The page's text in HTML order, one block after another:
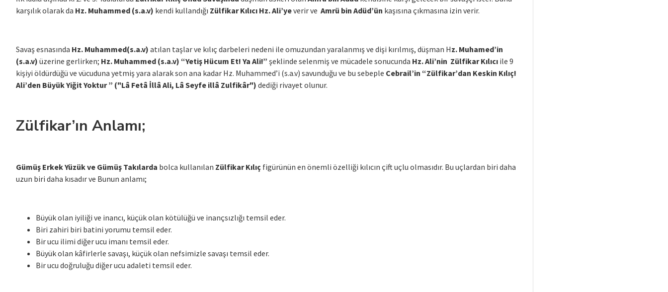
karşılık olarak da Hz. Muhammed (s.a.v) kendi kullandığı Zülfikar Kılıcı Hz. Ali’yeverir ve Amrü bin Adüd’ün kaşısına çıkmasına izin verir.
Savaş esnasında Hz. Muhammed(s.a.v) atılan taşlar ve kılıç darbeleri nedeni ile omuzundan yaralanmış ve dişi kırılmış, düşman Hz. Muhamed’in
(s.a.v) üzerine gerlirken; Hz. Muhammed (s.a.v) “Yetiş Hücum Et! Ya Ali!” şeklinde selenmiş ve mücadele sonucunda Hz. Ali’nin Zülfikar Kılıcı ile 9
kişiyi öldürdüğü ve vücuduna yetmiş yara alarak son ana kadar Hz. Muhammed’i (s.a.v) savunduğu ve bu sebeple Cebrail’in “Zülfikar’dan Keskin Kılıç!
Ali’den Büyük Yiğit Yoktur ” ("Lâ Fetâ İllâ Ali, Lâ Seyfe illâ Zulfikâr") dediği rivayet olunur.
Zülfikar’ın Anlamı;
Gümüş Erkek Yüzük ve Gümüş Takılarda bolca kullanılan Zülfikar Kılıç figürünün en önemli özelliği kılıcın çift uçlu olmasıdır. Bu uçlardan biri daha
uzun biri daha kısadır ve Bunun anlamı;
Büyük olan iyiliği ve inancı, küçük olan kötülüğü ve inançsızlığı temsil eder.
Biri zahiri biri batini yorumu temsil eder.
Bir ucu ilimi diğer ucu imanı temsil eder.
Büyük olan kâfirlerle savaşı, küçük olan nefsimizle savaşı temsil eder.
Bir ucu doğruluğu diğer ucu adaleti temsil eder.